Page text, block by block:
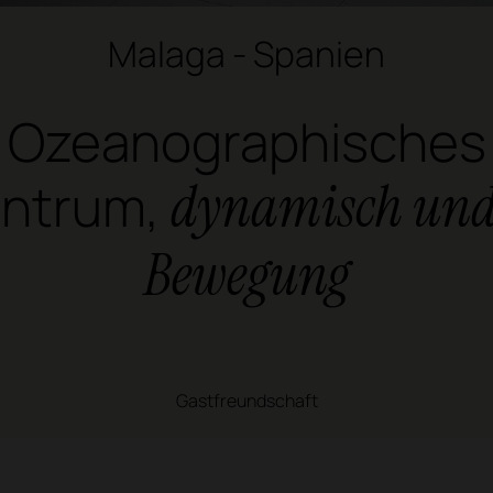
Malaga - Spanien
Ozeanographisches
dynamisch
Bewegung
Gastfreundschaft